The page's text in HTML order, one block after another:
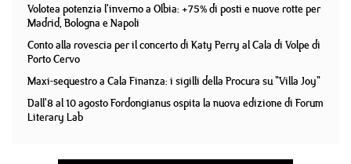
Volotea potenzia l'inverno a Olbia: +75% di posti e nuove rotte per
Madrid, Bologna e Napoli
Conto alla rovescia per il concerto di Katy Perry al Cala di Volpe di
Porto Cervo
Maxi-sequestro a Cala Finanza: i sigilli della Procura su "Villa Joy"
Dall'8 al 10 agosto Fordongianus ospita la nuova edizione di Forum
Literary Lab